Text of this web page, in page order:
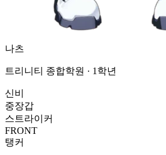
나츠
트리니티 종합학원 · 1학년
신비
중장갑
스트라이커
FRONT
탱커